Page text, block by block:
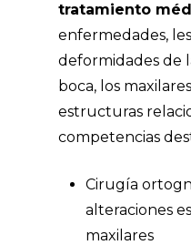
tratamiento
enfermedades,
deformidades de
boca, los
estructuras
competencias
Cirugía
alteraciones
maxilares